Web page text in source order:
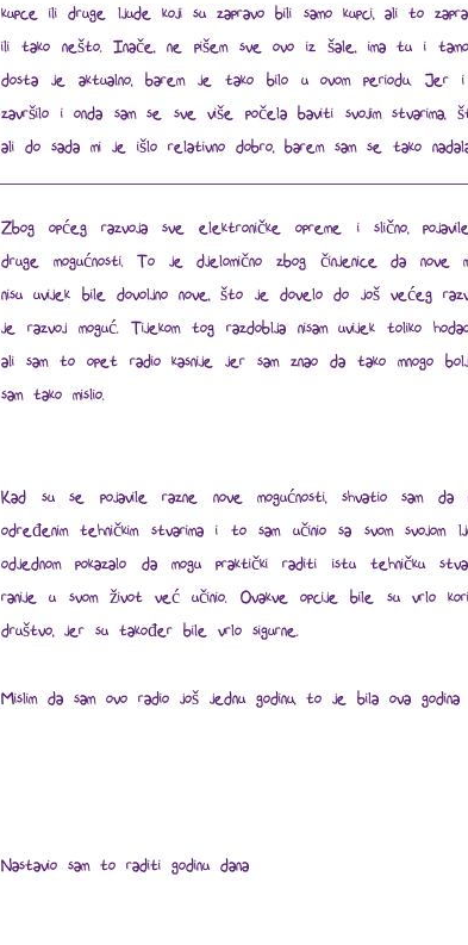
kupce ili druge ljude koji su zapravo bili samo kupci, ali to
ili tako nešto. Inače, ne pišem sve ovo iz šale, ima tu i tamo
dosta je aktualno, barem je tako bilo u ovom periodu.
završilo i onda sam se sve više počela baviti svojim stvarima,
ali do sada mi je išlo relativno dobro, barem sam se tako
Zbog općeg razvoja sve elektroničke opreme i slično,
druge mogućnosti. To je djelomično zbog činjenice da nove
nisu uvijek bile dovoljno nove, što je dovelo do još većeg
je razvoj moguć. Tijekom tog razdoblja nisam uvijek toliko
ali sam to opet radio kasnije jer sam znao da tako mnogo
sam tako mislio.
Kad su se pojavile razne nove mogućnosti, shvatio sam da
određenim tehničkim stvarima i to sam učinio sa svom svojom
odjednom pokazalo da mogu praktički raditi istu tehničku
ranije u svom život već učinio. Ovakve opcije bile su vrlo
društvo, jer su također bile vrlo sigurne.
Mislim da sam ovo radio još jednu godinu, to je bila ova godina
Nastavio sam to raditi godinu dana